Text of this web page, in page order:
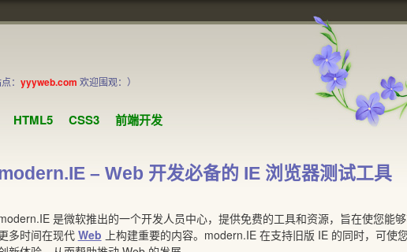
： yyyweb.com 欢迎围观：）
HTML5 CSS3 前端开发
– Web 开发必备的 IE 浏览器测试工具
是微软推出的一个开发人员中心，提供免费的工具和资源，旨在使您能
多时间在现代 Web 上构建重要的内容。modern.IE 在支持旧版 IE 的同时，可使